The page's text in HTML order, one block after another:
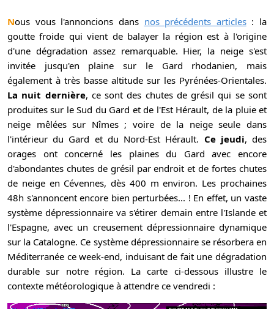
Nous vous l'annoncions dans nos précédents articles: la
goutte froide qui vient de balayer la région est à l'origine
d'une dégradation assez remarquable. Hier, la neige s'est
invitée jusqu'en plaine sur le Gard rhodanien, mais
également à très basse altitude sur les Pyrénées-Orientales.
La nuit dernière, ce sont des chutes de grésil qui se sont
produites sur le Sud du Gard et de l'Est Hérault, de la pluie et
neige mêlées sur Nîmes ; voire de la neige seule dans
l'intérieur du Gard et du Nord-Est Hérault. Ce jeudi, des
orages ont concerné les plaines du Gard avec encore
d'abondantes chutes de grésil par endroit et de fortes chutes
de neige en Cévennes, dès 400 m environ. Les prochaines
48h s'annoncent encore bien perturbées... ! En effet, un vaste
système dépressionnaire va s'étirer demain entre l'Islande et
l'Espagne, avec un creusement dépressionnaire dynamique
sur la Catalogne. Ce système dépressionnaire se résorbera en
Méditerranée ce week-end, induisant de fait une dégradation
durable sur notre région. La carte ci-dessous illustre le
contexte météorologique à attendre ce vendredi :